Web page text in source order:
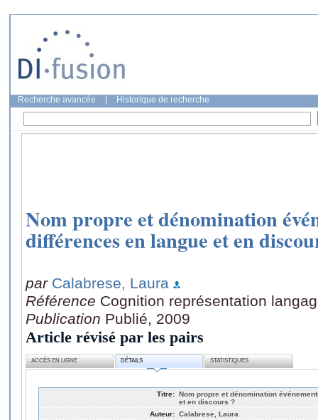
Recherche avancée Historique de recherche
Nom propre et dénomination
différences en langue et en
par Calabrese, Laura
Référence Cognition représentation
Publication Publié, 2009
Article révisé par les pairs
ACCÈS EN LIGNE DÉTAILS STATISTIQUES
Titre: Nom propre et dénomination
et en discours ?
Auteur: Calabrese, Laura